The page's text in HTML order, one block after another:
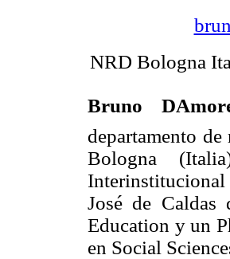
NRD Bologna
Bruno
departamento
Bologna
Interinstitucional
José de Caldas
Education y un
en Social